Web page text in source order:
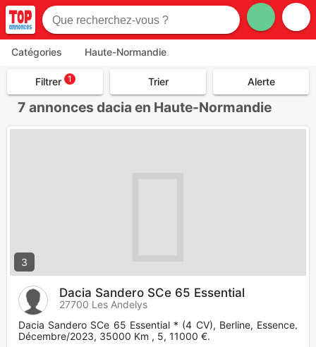
Catégories Haute-Normandie
Filtrer 1 Trier Alerte
7 annonces dacia en Haute-Normandie
3
Dacia Sandero SCe 65 Essential
27700 Les Andelys
Dacia Sandero SCe 65 Essential * (4 CV), Berline, Essence,
Décembre/2023, 35000 Km , 5, 11000 €.